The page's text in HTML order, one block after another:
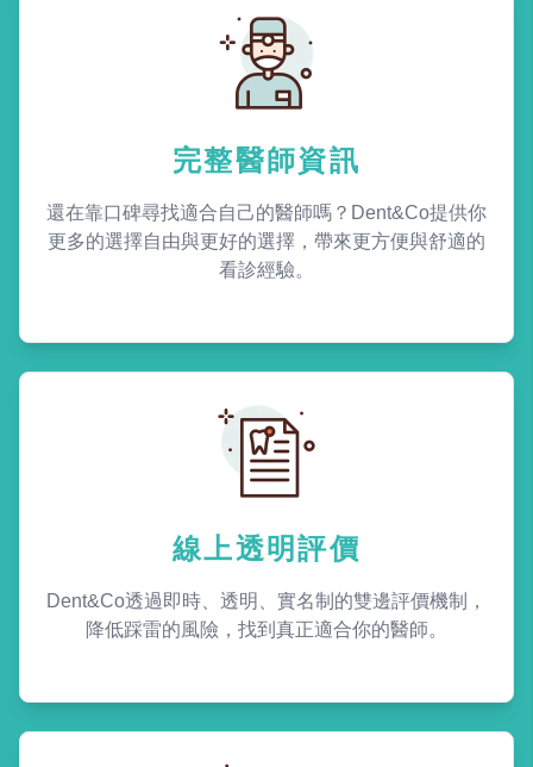
完整醫師資訊
還在靠口碑尋找適合自己的醫師嗎？Dent&Co提供你
更多的選擇自由與更好的選擇，帶來更方便與舒適的
看診經驗。
線上透明評價
Dent&Co透過即時、透明、實名制的雙邊評價機制，
降低踩雷的風險，找到真正適合你的醫師。